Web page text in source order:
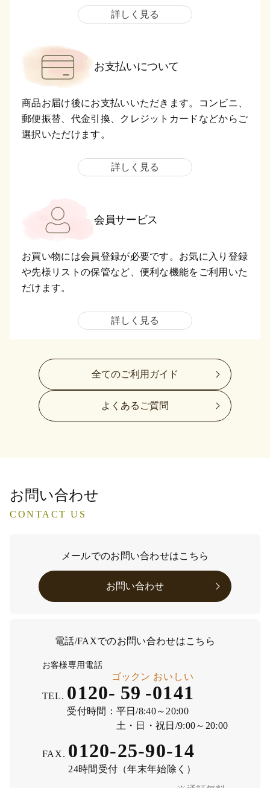
詳しく見る
お支払いについて
商品お届け後にお支払いいただきます。コンビニ、
郵便振替、代金引換、クレジットカードなどからご
選択いただけます。
詳しく見る
会員サービス
お買い物には会員登録が必要です。お気に入り登録
や先様リストの保管など、便利な機能をご利用いた
だけます。
詳しく見る
全てのご利用ガイド
よくあるご質問
お問い合わせ
CONTACT US
メールでのお問い合わせはこちら
お問い合わせ
電話/FAXでのお問い合わせはこちら
お客様専用電話
TEL. 0120- 59
ゴックン
-0141
おいしい
受付時間： 平日/8:40～20:00
土・日・祝日/9:00～20:00
FAX. 0120-25-90-14
24時間受付（年末年始除く）